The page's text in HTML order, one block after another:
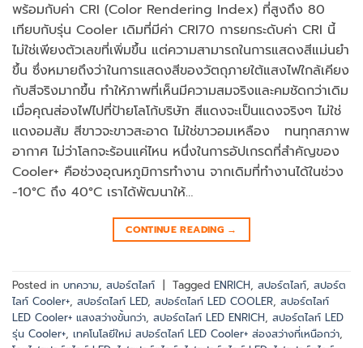
พร้อมกับค่า CRI (Color Rendering Index) ที่สูงถึง 80
เทียบกับรุ่น Cooler เดิมที่มีค่า CRI70 การยกระดับค่า CRI นี้
ไม่ใช่เพียงตัวเลขที่เพิ่มขึ้น แต่ความสามารถในการแสดงสีแม่นยำ
ขึ้น ซึ่งหมายถึงว่าในการแสดงสีของวัตถุภายใต้แสงไฟใกล้เคียง
กับสีจริงมากขึ้น ทำให้ภาพที่เห็นมีความสมจริงและคมชัดกว่าเดิม
เมื่อคุณส่องไฟไปที่ป้ายโลโก้บริษัท สีแดงจะเป็นแดงจริงๆ ไม่ใช่
แดงอมส้ม สีขาวจะขาวสะอาด ไม่ใช่ขาวอมเหลือง ทนทุกสภาพ
อากาศ ไม่ว่าโลกจะร้อนแค่ไหน หนึ่งในการอัปเกรดที่สำคัญของ
Cooler+ คือช่วงอุณหภูมิการทำงาน จากเดิมที่ทำงานได้ในช่วง
-10°C ถึง 40°C เราได้พัฒนาให้…
CONTINUE READING →
Posted in บทความ, สปอร์ตไลท์ | Tagged ENRICH, สปอร์ตไลท์, สปอร์ต
ไลท์ Cooler+, สปอร์ตไลท์ LED, สปอร์ตไลท์ LED COOLER, สปอร์ตไลท์
LED Cooler+ แสงสว่างขั้นกว่า, สปอร์ตไลท์ LED ENRICH, สปอร์ตไลท์ LED
รุ่น Cooler+, เทคโนโลยีใหม่ สปอร์ตไลท์ LED Cooler+ ส่องสว่างที่เหนือกว่า,